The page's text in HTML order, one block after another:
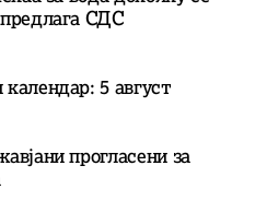
СДС
5 август
прогласени за